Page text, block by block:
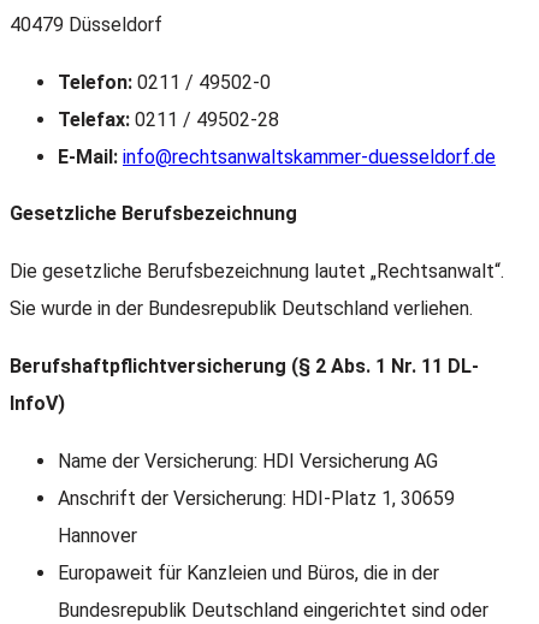
40479 Düsseldorf
Telefon: 0211 / 49502-0
Telefax: 0211 / 49502-28
E-Mail: info@rechtsanwaltskammer-duesseldorf.de
Gesetzliche Berufsbezeichnung
Die gesetzliche Berufsbezeichnung lautet „Rechtsanwalt“.
Sie wurde in der Bundesrepublik Deutschland verliehen.
Berufshaftpflichtversicherung (§ 2 Abs. 1 Nr. 11 DL-
InfoV)
Name der Versicherung: HDI Versicherung AG
Anschrift der Versicherung: HDI-Platz 1, 30659
Hannover
Europaweit für Kanzleien und Büros, die in der
Bundesrepublik Deutschland eingerichtet sind oder